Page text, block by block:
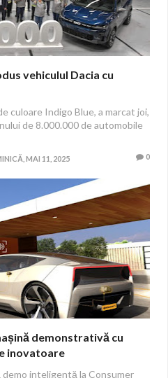
vehiculul Dacia cu
culoare Indigo Blue, a marcat joi,
de 8.000.000 de automobile
MAI 11, 2025 0
demonstrativă cu
inovatoare
inteligentă la Consumer